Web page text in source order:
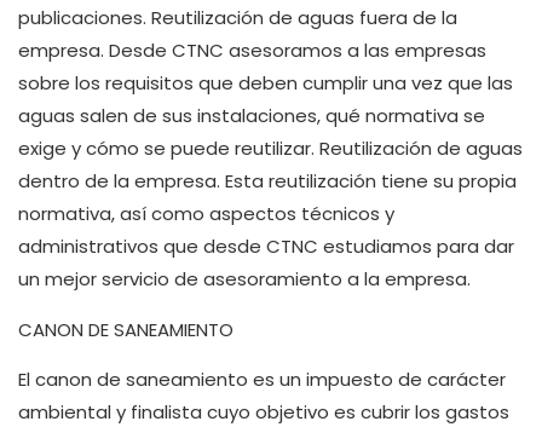
publicaciones. Reutilización de aguas fuera de la
empresa. Desde CTNC asesoramos a las empresas
sobre los requisitos que deben cumplir una vez que las
aguas salen de sus instalaciones, qué normativa se
exige y cómo se puede reutilizar. Reutilización de aguas
dentro de la empresa. Esta reutilización tiene su propia
normativa, así como aspectos técnicos y
administrativos que desde CTNC estudiamos para dar
un mejor servicio de asesoramiento a la empresa.
CANON DE SANEAMIENTO
El canon de saneamiento es un impuesto de carácter
ambiental y finalista cuyo objetivo es cubrir los gastos